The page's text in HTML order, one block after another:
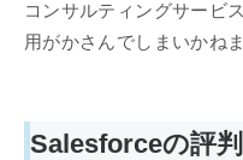
コンサルティングサービ
用がかさんでしまいかねま
Salesforceの評